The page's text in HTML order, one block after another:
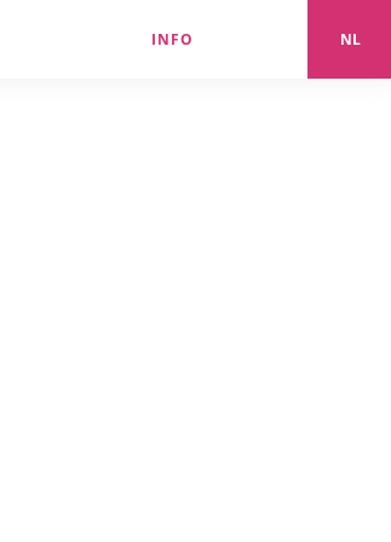
INFO NL